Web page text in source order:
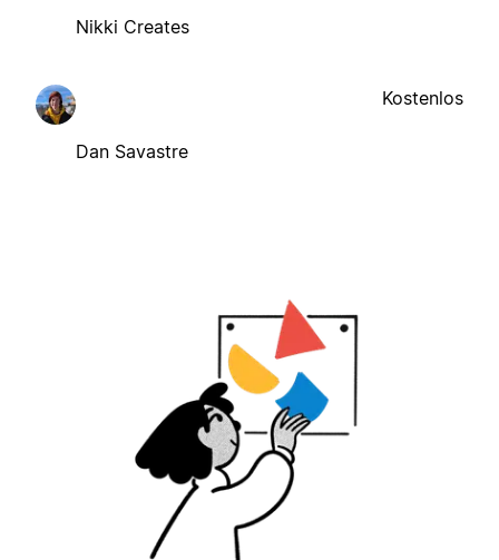
Nikki Creates
Dan Savastre
Kostenlos